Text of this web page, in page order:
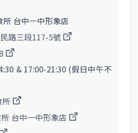
台中一中形象店
路三段117-5號
& 17:00-21:30 (假日中午不
所
台中一中形象店